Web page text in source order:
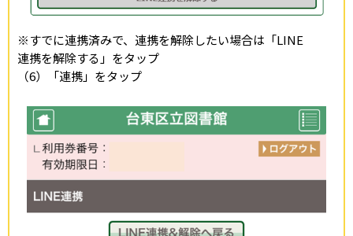
※すでに連携済みで、連携を解除したい場合は「LINE
連携を解除する」をタップ
（6）「連携」をタップ